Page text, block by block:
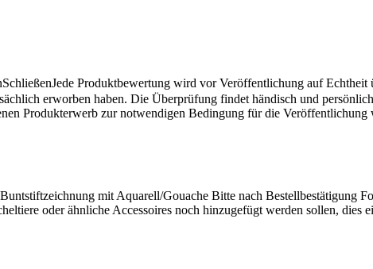
SchließenJede Produktbewertung wird vor Veröffentlichung auf Echtheit
erworben haben. Die Überprüfung findet händisch und
Produkterwerb zur notwendigen Bedingung für die Veröffentlichung
mit Aquarell/Gouache Bitte nach Bestellbestätigung
oder ähnliche Accessoires noch hinzugefügt werden sollen, dies